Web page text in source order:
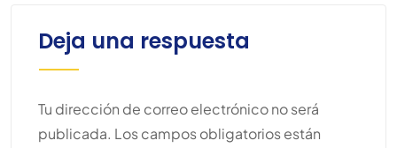
Deja una respuesta
Tu dirección de correo electrónico no será
publicada. Los campos obligatorios están